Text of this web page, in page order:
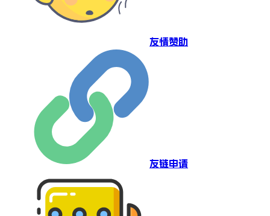
友情赞助
友链申请